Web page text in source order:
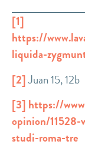
[1]
https://
liquida-
[2]Juan 15, 12b
[3] https://
opinion/11528-
studi-roma-tre